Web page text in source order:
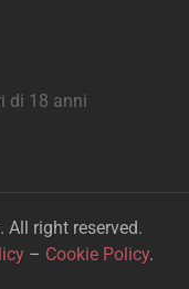
di 18 anni
right reserved.
– Cookie Policy.